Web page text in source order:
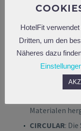
SYGNUM
:
ist
Krafttraining.
Materialen
CIRCULAR:
HotelFit
Dritten, um den
Näheres dazu